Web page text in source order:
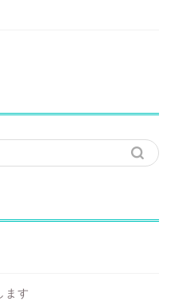
ます